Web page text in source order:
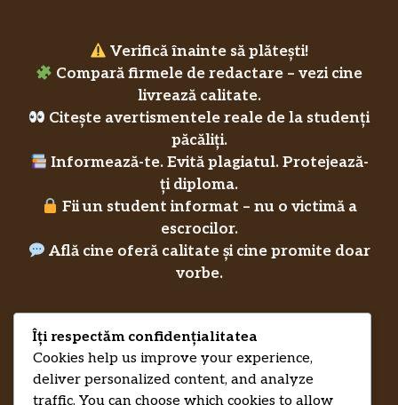
Verifică înainte să plătești!
Compară firmele de redactare – vezi cine
livrează calitate.
Citește avertismentele reale de la studenți
păcăliți.
Informează-te. Evită plagiatul. Protejează-
ți diploma.
Fii un student informat – nu o victimă a
escrocilor.
Află cine oferă calitate și cine promite doar
vorbe.
RecenziiLucrareLicenta.euCreditsPrivacy Policy
Îți respectăm confidențialitatea
Cookies help us improve your experience,
deliver personalized content, and analyze
traffic. You can choose which cookies to allow